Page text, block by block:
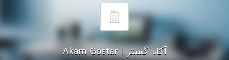
آکام گستر|
Akam Gostar